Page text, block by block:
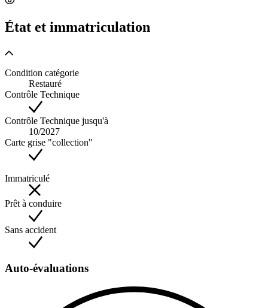
État et immatriculation
Condition catégorie
Restauré
Contrôle Technique
Contrôle Technique jusqu'à
10/2027
Carte grise "collection"
Immatriculé
Prêt à conduire
Sans accident
Auto-évaluations